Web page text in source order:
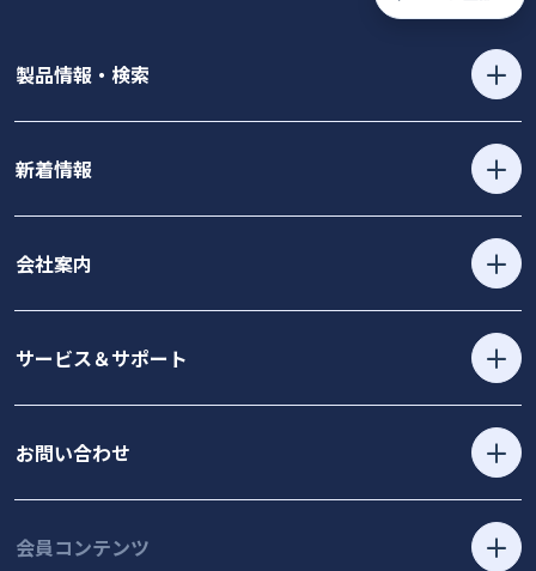
製品情報・検索
新着情報
会社案内
サービス＆サポート
お問い合わせ
会員コンテンツ